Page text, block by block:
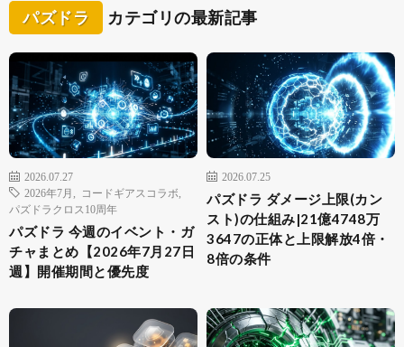
パズドラ カテゴリの最新記事
2026.07.27
2026年7月
コードギアスコラボ
パズドラクロス10周年
パズドラ 今週のイベント・ガ
チャまとめ【2026年7月27日
週】開催期間と優先度
2026.07.25
パズドラ ダメージ上限(カン
スト)の仕組み|21億4748万
3647の正体と上限解放4倍・
8倍の条件